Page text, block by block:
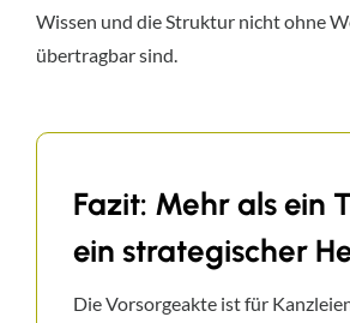
Wissen und die Struktur nicht ohne
übertragbar sind.
Fazit: Mehr als ein
ein strategischer
Die Vorsorgeakte ist für